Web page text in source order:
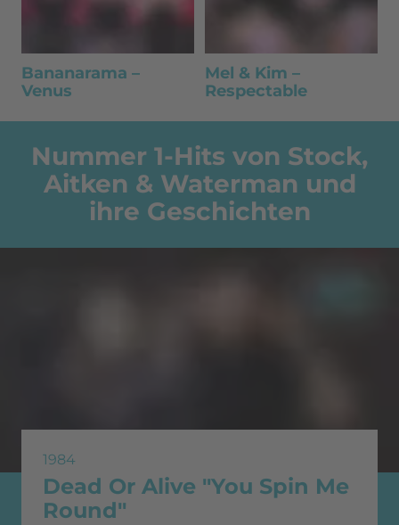
Bananarama –
Venus
Mel & Kim –
Respectable
Nummer 1-Hits von Stock,
Aitken & Waterman und
ihre Geschichten
1984
Dead Or Alive "You Spin Me
Round"